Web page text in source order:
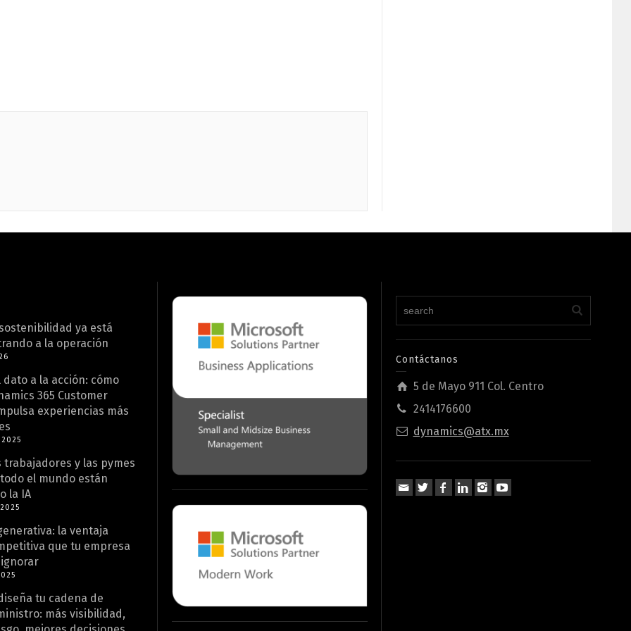
ya está
a la operación
dato a la acción: cómo
365 Customer
experiencias más
trabajadores y las pymes
el mundo están
la IA
la ventaja
que tu empresa
tu cadena de
más visibilidad,
Contáctanos
5 de Mayo 911 Col. Centro
2414176600
dynamics@atx.mx